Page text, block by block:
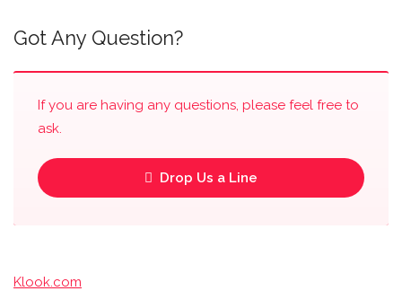
Got Any Question?
If you are having any questions, please feel free to
ask.
Drop Us a Line
Klook.com